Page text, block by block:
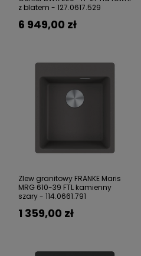
z blatem - 127.0617.529
6 949,00 zł
Zlew granitowy FRANKE Maris
MRG 610-39 FTL kamienny
szary - 114.0661.791
1 359,00 zł